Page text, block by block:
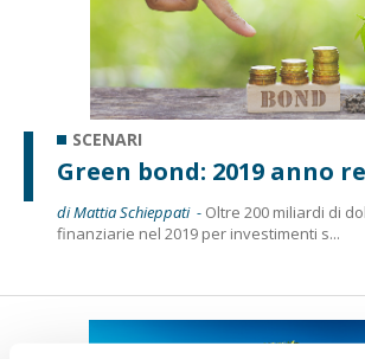
SCENARI
Green bond: 2019 anno
di Mattia Schieppati - Oltre 200 miliardi di
finanziarie nel 2019 per investimenti s...